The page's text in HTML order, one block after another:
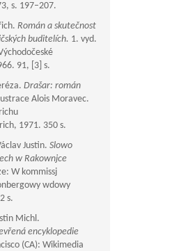
s. 197–207.
Román a skutečnost
buditelích. 1. vyd.
91, [3] s.
Drašar: román
Alois Moravec.
1971. 350 s.
Justin. Slowo
w Rakownjce
W kommissj
wdowy
s.
Michl.
encyklopedie
(CA): Wikimedia